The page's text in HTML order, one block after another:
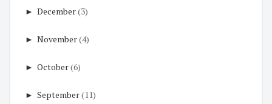
► December(3)
► November(4)
► October(6)
► September(11)